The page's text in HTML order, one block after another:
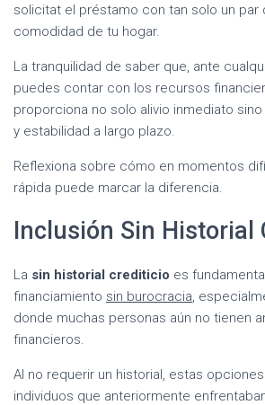
solicitat el préstamo con tan solo un par
comodidad de tu hogar.
La tranquilidad de saber que, ante
puedes contar con los recursos
proporciona no solo alivio inmediato
y estabilidad a largo plazo.
Reflexiona sobre cómo en momentos
rápida puede marcar la diferencia.
Inclusión Sin Historial
La sin historial crediticio es
financiamiento sin burocracia,
donde muchas personas aún no tienen
financieros.
Al no requerir un historial, estas
individuos que anteriormente